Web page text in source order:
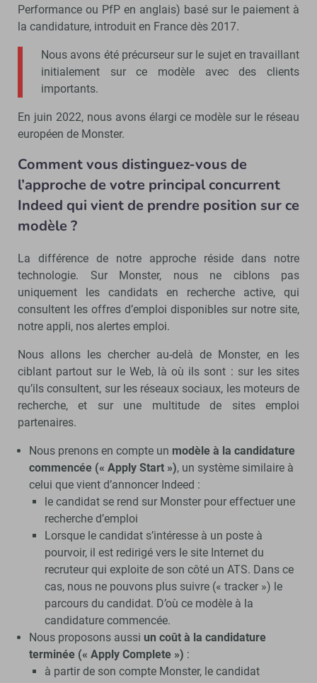
Performance ou PfP en anglais) basé sur le paiement à
la candidature, introduit en France dès 2017.
Nous avons été précurseur sur le sujet en travaillant
initialement sur ce modèle avec des clients
importants.
En juin 2022, nous avons élargi ce modèle sur le réseau
européen de Monster.
Comment vous distinguez-vous de
l’approche de votre principal concurrent
Indeed qui vient de prendre position sur ce
modèle ?
La différence de notre approche réside dans notre
technologie. Sur Monster, nous ne ciblons pas
uniquement les candidats en recherche active, qui
consultent les offres d’emploi disponibles sur notre site,
notre appli, nos alertes emploi.
Nous allons les chercher au-delà de Monster, en les
ciblant partout sur le Web, là où ils sont : sur les sites
qu’ils consultent, sur les réseaux sociaux, les moteurs de
recherche, et sur une multitude de sites emploi
partenaires.
Nous prenons en compte un modèle à la candidature
commencée (« Apply Start »), un système similaire à
celui que vient d’annoncer Indeed :
le candidat se rend sur Monster pour effectuer une
recherche d’emploi
Lorsque le candidat s’intéresse à un poste à
pourvoir, il est redirigé vers le site Internet du
recruteur qui exploite de son côté un ATS. Dans ce
cas, nous ne pouvons plus suivre (« tracker ») le
parcours du candidat. D’où ce modèle à la
candidature commencée.
Nous proposons aussi un coût à la candidature
terminée (« Apply Complete ») :
à partir de son compte Monster, le candidat